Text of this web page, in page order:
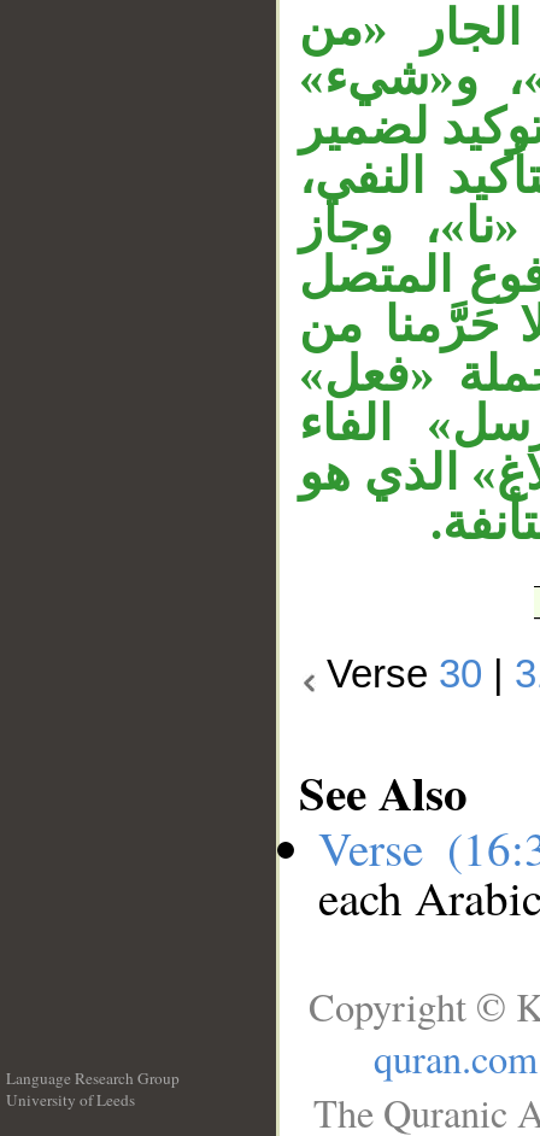
«من
و«شيء»
لضمير
النفي،
وجاز
المتصل
حَرَّمنا من
«فعل»
الفاء
الذي هو
Verse 30
See Also
Verse
each
Language Research Group
University of Leeds
Copyright ©
quran.com
The Quranic